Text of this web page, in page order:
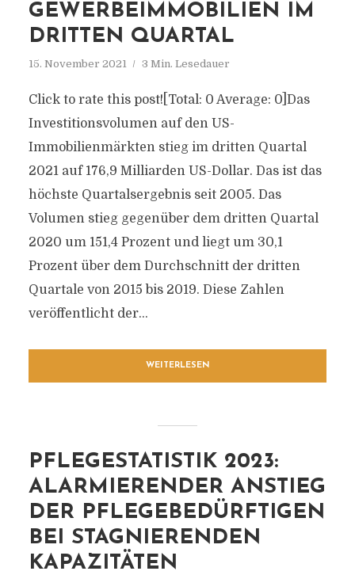
GEWERBEIMMOBILIEN IM
DRITTEN QUARTAL
15. November 2021 3 Min. Lesedauer
Click to rate this post![Total: 0 Average: 0]Das
Investitionsvolumen auf den US-
Immobilienmärkten stieg im dritten Quartal
2021 auf 176,9 Milliarden US-Dollar. Das ist das
höchste Quartalsergebnis seit 2005. Das
Volumen stieg gegenüber dem dritten Quartal
2020 um 151,4 Prozent und liegt um 30,1
Prozent über dem Durchschnitt der dritten
Quartale von 2015 bis 2019. Diese Zahlen
veröffentlicht der...
WEITERLESEN
PFLEGESTATISTIK 2023:
ALARMIERENDER ANSTIEG
DER PFLEGEBEDÜRFTIGEN
BEI STAGNIERENDEN
KAPAZITÄTEN